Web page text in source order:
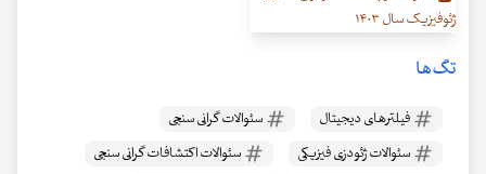
ژئوفیزیک سال ۱۴۰۳
تگ‌ها
فیلترهای دیجیتال
سئوالات گرانی سنجی
سئوالات ژئودزی فیزیکی
سئوالات اکتشافات گرانی سنجی